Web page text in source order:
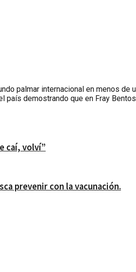
palmar internacional en menos de
demostrando que en Fray
caí, volví”
prevenir con la vacunación.